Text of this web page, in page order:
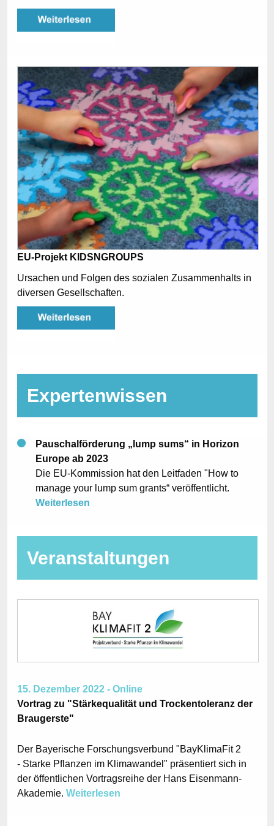
EU-Projekt KIDSNGROUPS
Ursachen und Folgen des sozialen Zusammenhalts in
diversen Gesellschaften.
Expertenwissen
Pauschalförderung „lump sums“ in Horizon
Europe ab 2023
Die EU-Kommission hat den Leitfaden "How to
manage your lump sum grants“ veröffentlicht.
Weiterlesen
Veranstaltungen
15. Dezember 2022 - Online
Vortrag zu "Stärkequalität und Trockentoleranz der
Braugerste"
Der Bayerische Forschungsverbund "BayKlimaFit 2
- Starke Pflanzen im Klimawandel" präsentiert sich in
der öffentlichen Vortragsreihe der Hans Eisenmann-
Akademie. Weiterlesen